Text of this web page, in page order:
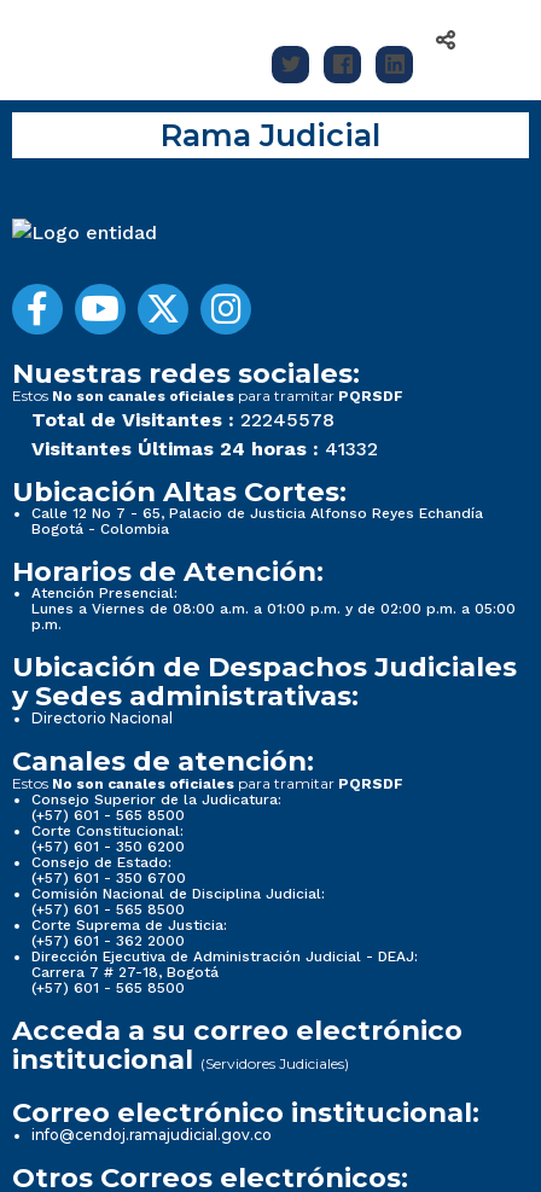
Rama Judicial
Nuestras redes sociales:
Estos No son canales oficiales para tramitar PQRSDF
Total de Visitantes : 22245578
Visitantes Últimas 24 horas : 41332
Ubicación Altas Cortes:
Calle 12 No 7 - 65, Palacio de Justicia Alfonso Reyes Echandía
Bogotá - Colombia
Horarios de Atención:
Atención Presencial:
Lunes a Viernes de 08:00 a.m. a 01:00 p.m. y de 02:00 p.m. a 05:00
p.m.
Ubicación de Despachos Judiciales
y Sedes administrativas:
Directorio Nacional
Canales de atención:
Estos No son canales oficiales para tramitar PQRSDF
Consejo Superior de la Judicatura:
(+57) 601 - 565 8500
Corte Constitucional:
(+57) 601 - 350 6200
Consejo de Estado:
(+57) 601 - 350 6700
Comisión Nacional de Disciplina Judicial:
(+57) 601 - 565 8500
Corte Suprema de Justicia:
(+57) 601 - 362 2000
Dirección Ejecutiva de Administración Judicial - DEAJ:
Carrera 7 # 27-18, Bogotá
(+57) 601 - 565 8500
Acceda a su correo electrónico
institucional (Servidores Judiciales)
Correo electrónico institucional:
info@cendoj.ramajudicial.gov.co
Otros Correos electrónicos: